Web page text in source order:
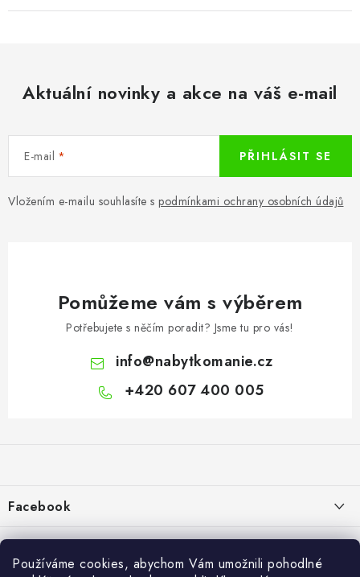
Používáme cookies, abychom Vám umožnili pohodlné
Aktuální novinky a akce na váš e-mail
E-mail
Vložením e-mailu souhlasíte s podmínkami ochrany osobních údajů
PŘIHLÁSIT SE
Pomůžeme vám s výběrem
Potřebujete s něčím poradit? Jsme tu pro vás!
info@nabytkomanie.cz
+420 607 400 005
a
í
Facebook